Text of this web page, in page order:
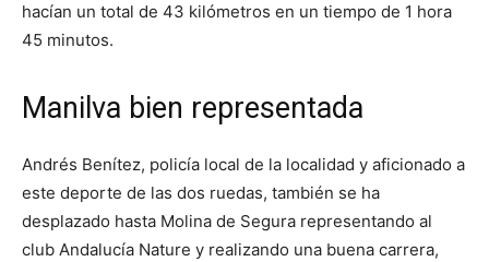
hacían un total de 43 kilómetros en un tiempo de 1 hora
45 minutos.
Manilva bien representada
Andrés Benítez, policía local de la localidad y aficionado a
este deporte de las dos ruedas, también se ha
desplazado hasta Molina de Segura representando al
club Andalucía Nature y realizando una buena carrera,